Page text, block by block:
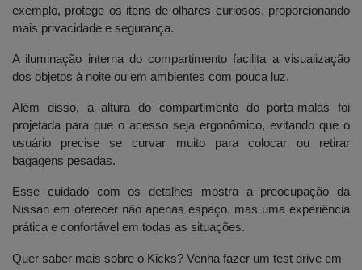
exemplo, protege os itens de olhares curiosos, proporcionando
mais privacidade e segurança.
A iluminação interna do compartimento facilita a visualização
dos objetos à noite ou em ambientes com pouca luz.
Além disso, a altura do compartimento do porta-malas foi
projetada para que o acesso seja ergonômico, evitando que o
usuário precise se curvar muito para colocar ou retirar
bagagens pesadas.
Esse cuidado com os detalhes mostra a preocupação da
Nissan em oferecer não apenas espaço, mas uma experiência
prática e confortável em todas as situações.
Quer saber mais sobre o Kicks? Venha fazer um test drive em